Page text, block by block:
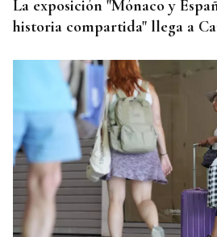
La exposición "Mónaco y
historia compartida" llega a